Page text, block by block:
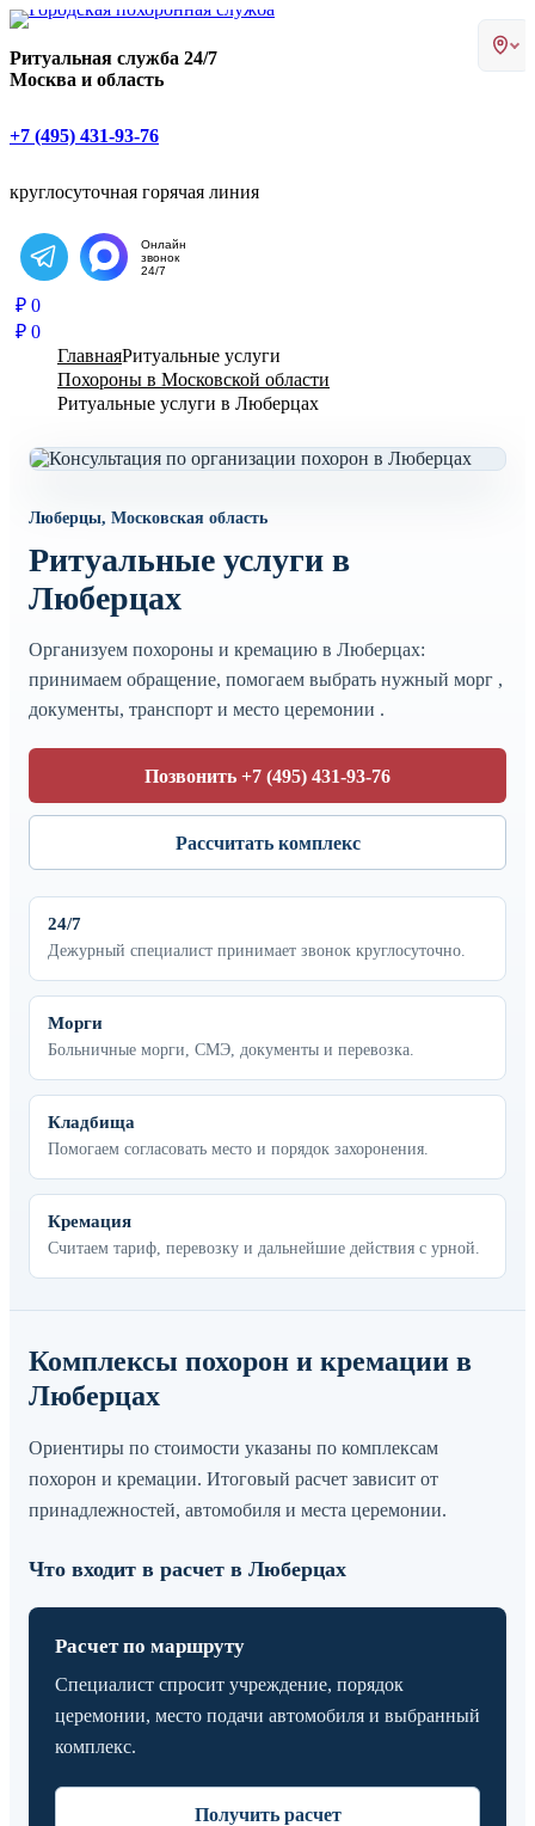
Ритуальная служба 24/7
Москва и область
+7 (495) 431-93-76
круглосуточная горячая линия
Написать в Telegram
Онлайн
звонок
24/7
₽ 0
₽ 0
ГлавнаяРитуальные услуги
Похороны в Московской области
Ритуальные услуги в Люберцах
Люберцы, Московская область
Ритуальные услуги в
Люберцах
Организуем похороны и кремацию в Люберцах:
принимаем обращение, помогаем выбрать нужный морг ,
документы, транспорт и место церемонии .
Позвонить +7 (495) 431-93-76
Рассчитать комплекс
24/7
Дежурный специалист принимает звонок круглосуточно.
Морги
Больничные морги, СМЭ, документы и перевозка.
Кладбища
Помогаем согласовать место и порядок захоронения.
Кремация
Считаем тариф, перевозку и дальнейшие действия с урной.
Комплексы похорон и кремации в
Люберцах
Ориентиры по стоимости указаны по комплексам
похорон и кремации. Итоговый расчет зависит от
принадлежностей, автомобиля и места церемонии.
Что входит в расчет в Люберцах
Расчет по маршруту
Специалист спросит учреждение, порядок
церемонии, место подачи автомобиля и выбранный
комплекс.
Получить расчет